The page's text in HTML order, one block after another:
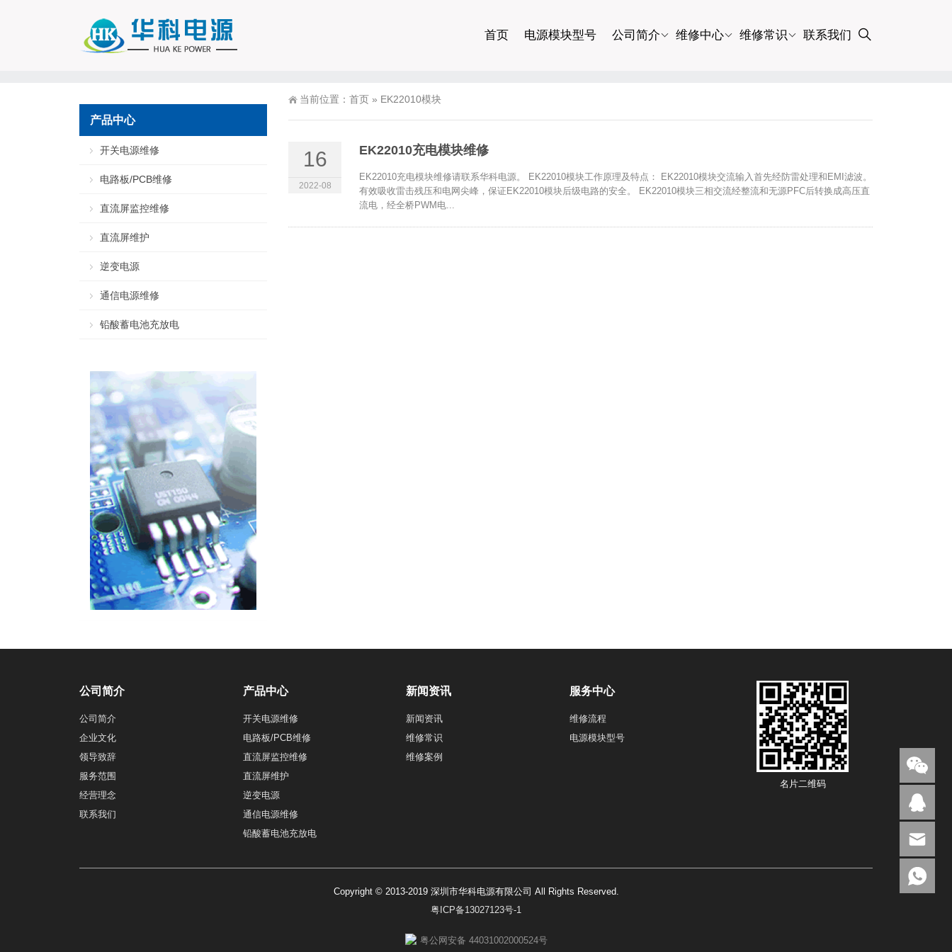
首页 电源模块型号 公司简介 维修中心 维修常识 联系我们
当前位置： 首页 » EK22010模块
16
2022-08
EK22010充电模块维修
EK22010充电模块维修请联系华科电源。 EK22010模块工作原理及特点： EK22010模块交流输入首先经防雷处理和EMI滤波。
有效吸收雷击残压和电网尖峰，保证EK22010模块后级电路的安全。 EK22010模块三相交流经整流和无源PFC后转换成高压直
流电，经全桥PWM电...
产品中心
开关电源维修
电路板/PCB维修
直流屏监控维修
直流屏维护
逆变电源
通信电源维修
铅酸蓄电池充放电
公司简介
公司简介
企业文化
领导致辞
服务范围
经营理念
联系我们
产品中心
开关电源维修
电路板/PCB维修
直流屏监控维修
直流屏维护
逆变电源
通信电源维修
铅酸蓄电池充放电
新闻资讯
新闻资讯
维修常识
维修案例
服务中心
维修流程
电源模块型号
名片二维码
Copyright © 2013-2019 深圳市华科电源有限公司 All Rights Reserved.
粤ICP备13027123号-1
粤公网安备 44031002000524号